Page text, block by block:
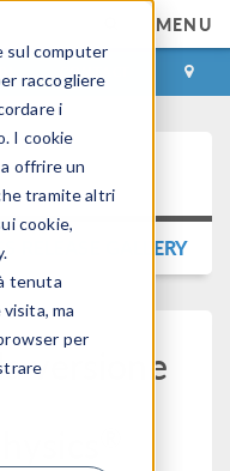
sul computer
raccogliere
i
I cookie
offrire un
tramite altri
cookie,
tenuta
ma
per
MENU
CONTACT
RELEASE GALLERY
versione